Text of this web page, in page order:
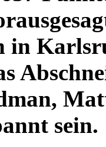
in
sein.